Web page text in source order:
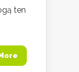
ten